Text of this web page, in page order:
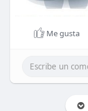
Me gusta